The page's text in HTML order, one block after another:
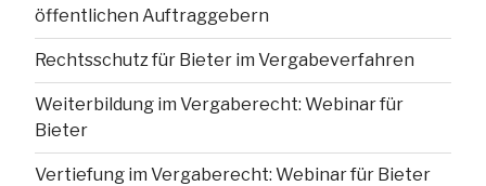
öffentlichen Auftraggebern
Rechtsschutz für Bieter im Vergabeverfahren
Weiterbildung im Vergaberecht: Webinar für
Bieter
Vertiefung im Vergaberecht: Webinar für Bieter